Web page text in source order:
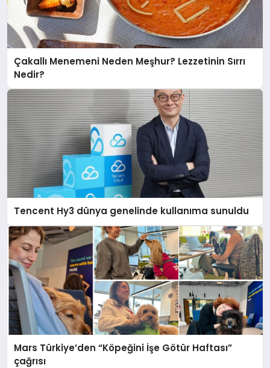
Çakallı Menemeni Neden Meşhur? Lezzetinin Sırrı
Nedir?
Tencent Hy3 dünya genelinde kullanıma sunuldu
Mars Türkiye’den “Köpeğini İşe Götür Haftası”
çağrısı